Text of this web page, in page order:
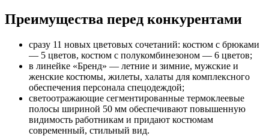
Преимущества перед конкурентами
сразу 11 новых цветовых сочетаний: костюм с брюками
— 5 цветов, костюм с полукомбинезоном — 6 цветов;
в линейке «Бренд» — летние и зимние, мужские и
женские костюмы, жилеты, халаты для комплексного
обеспечения персонала спецодеждой;
светоотражающие сегментированные термоклеевые
полосы шириной 50 мм обеспечивают повышенную
видимость работникам и придают костюмам
современный, стильный вид.